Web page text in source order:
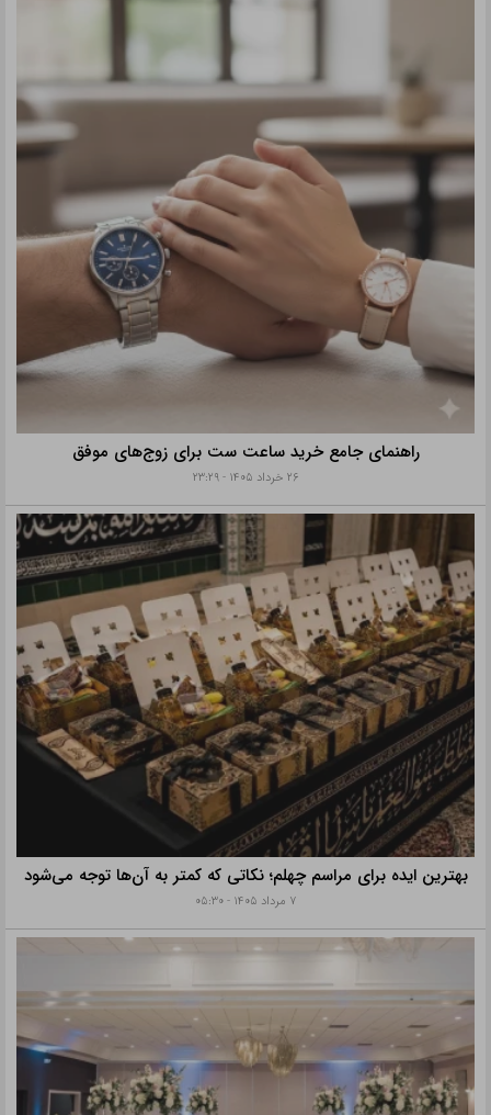
راهنمای جامع خرید ساعت ست برای زوج‌های موفق
۲۶ خرداد ۱۴۰۵ - ۲۳:۲۹
بهترین ایده برای مراسم چهلم؛ نکاتی که کمتر به آن‌ها توجه می‌شود
۷ مرداد ۱۴۰۵ - ۰۵:۳۰